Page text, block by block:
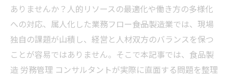
ありませんか？人的リソースの最適化や働き方の多様化
への対応、属人化した業務フロー――食品製造業では、現場
独自の課題が山積し、経営と人材双方のバランスを保つ
ことが容易ではありません。そこで本記事では、食品製
造 労務管理 コンサルタントが実際に直面する問題を整理